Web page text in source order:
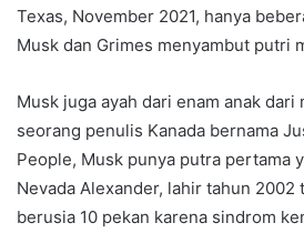
Texas, November 2021, hanya
Musk dan Grimes menyambut putri
Musk juga ayah dari enam anak dari
seorang penulis Kanada bernama
People, Musk punya putra pertama
Nevada Alexander, lahir tahun 2002
berusia 10 pekan karena sindrom